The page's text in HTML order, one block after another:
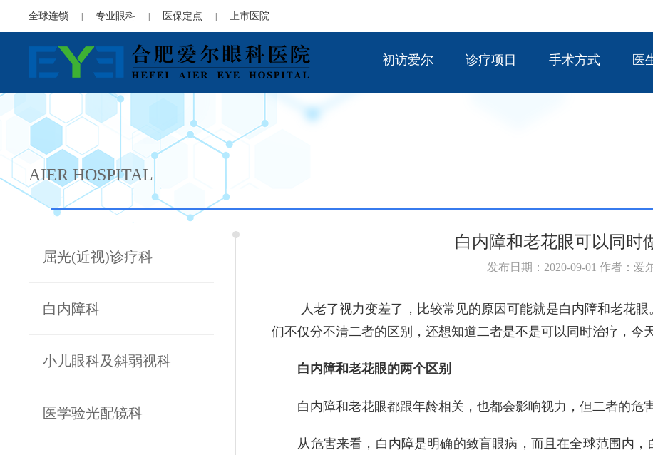
全球连锁 | 专业眼科 | 医保定点 | 上市医院
初访爱尔 诊疗项目 手术方式 医
AIER HOSPITAL
屈光(近视)诊疗科
白内障科
小儿眼科及斜弱视科
医学验光配镜科
白内障和老花眼可以同时
发布日期：2020-09-01 作者：爱
人老了视力变差了，比较常见的原因可能就是白内障和老花眼
们不仅分不清二者的区别，还想知道二者是不是可以同时治疗，今
白内障和老花眼的两个区别
白内障和老花眼都跟年龄相关，也都会影响视力，但二者的危害
从危害来看，白内障是明确的致盲眼病，而且在全球范围内，